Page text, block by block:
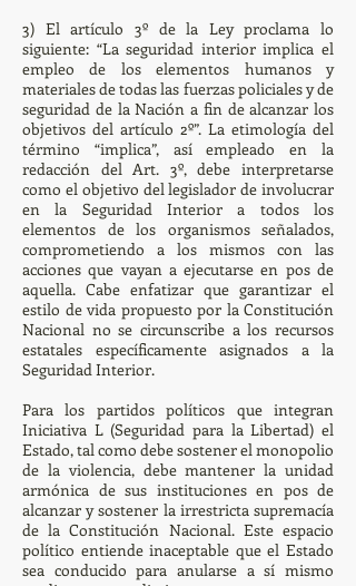
3) El artículo 3º de la Ley proclama lo
siguiente: “La seguridad interior implica el
empleo de los elementos humanos y
materiales de todas las fuerzas policiales y de
seguridad de la Nación a fin de alcanzar los
objetivos del artículo 2º”. La etimología del
término “implica”, así empleado en la
redacción del Art. 3º, debe interpretarse
como el objetivo del legislador de involucrar
en la Seguridad Interior a todos los
elementos de los organismos señalados,
comprometiendo a los mismos con las
acciones que vayan a ejecutarse en pos de
aquella. Cabe enfatizar que garantizar el
estilo de vida propuesto por la Constitución
Nacional no se circunscribe a los recursos
estatales específicamente asignados a la
Seguridad Interior.
Para los partidos políticos que integran
Iniciativa L (Seguridad para la Libertad) el
Estado, tal como debe sostener el monopolio
de la violencia, debe mantener la unidad
armónica de sus instituciones en pos de
alcanzar y sostener la irrestricta supremacía
de la Constitución Nacional. Este espacio
político entiende inaceptable que el Estado
sea conducido para anularse a sí mismo